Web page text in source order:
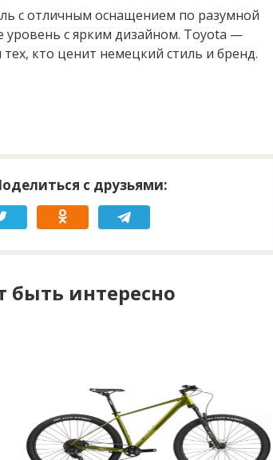
с отличным оснащением по разумной
с ярким дизайном. Toyota —
кто ценит немецкий стиль и бренд.
с друзьями:
интересно